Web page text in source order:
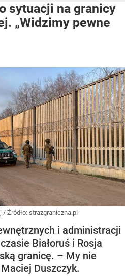
sytuacji na granicy
„Widzimy pewne
/ Źródło: strazgraniczna.pl
i administracji
Białoruś i Rosja
granicę. – My nie
Duszczyk.